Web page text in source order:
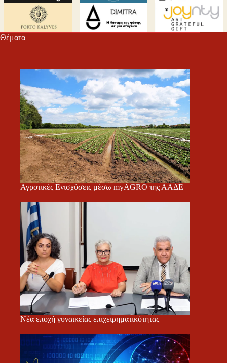
Θέματα
Αγροτικές Ενισχύσεις μέσω myAGRO της ΑΑΔΕ
Νέα εποχή γυναικείας επιχειρηματικότητας